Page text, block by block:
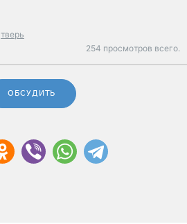
тверь
254 просмотров всего.
ОБСУДИТЬ